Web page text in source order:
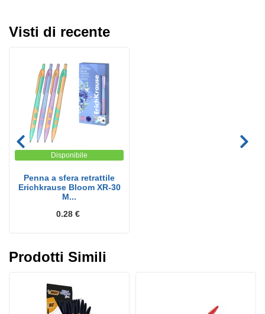
Visti di recente
Disponibile
Penna a sfera retrattile
Erichkrause Bloom XR-30
M...
0.28 €
Prodotti Simili